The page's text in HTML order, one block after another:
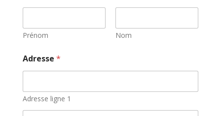
Prénom Nom
Adresse *
Adresse ligne 1